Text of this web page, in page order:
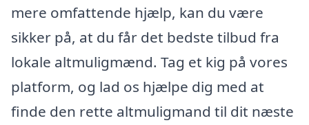
mere omfattende hjælp, kan du være
sikker på, at du får det bedste tilbud fra
lokale altmuligmænd. Tag et kig på vores
platform, og lad os hjælpe dig med at
finde den rette altmuligmand til dit næste